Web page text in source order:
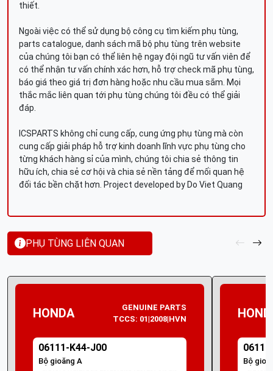
thiết.
Ngoài việc có thể sử dụng bộ công cụ tìm kiếm phụ tùng,
parts catalogue, danh sách mã bộ phụ tùng trên website
của chúng tôi bạn có thể liên hệ ngay đội ngũ tư vấn viên để
có thể nhận tư vấn chính xác hơn, hỗ trợ check mã phụ tùng,
báo giá theo giá trị đơn hàng hoặc nhu cầu mua sắm. Mọi
thắc mắc liên quan tới phụ tùng chúng tôi đều có thể giải
đáp.
ICSPARTS không chỉ cung cấp, cung ứng phụ tùng mà còn
cung cấp giải pháp hỗ trợ kinh doanh lĩnh vực phụ tùng cho
từng khách hàng sỉ của mình, chúng tôi chia sẻ thông tin
hữu ích, chia sẻ cơ hội và chia sẻ nền tảng để mối quan hệ
đối tác bền chặt hơn. Project developed by Do Viet Quang
PHỤ TÙNG LIÊN QUAN
HONDA
GENUINE PARTS
TCCS: 01|2008|HVN
06111-K44-J00
Bộ gioăng A Bộ